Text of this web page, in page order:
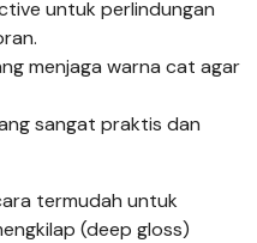
untuk perlindungan
menjaga warna cat agar
sangat praktis dan
termudah untuk
(deep gloss)